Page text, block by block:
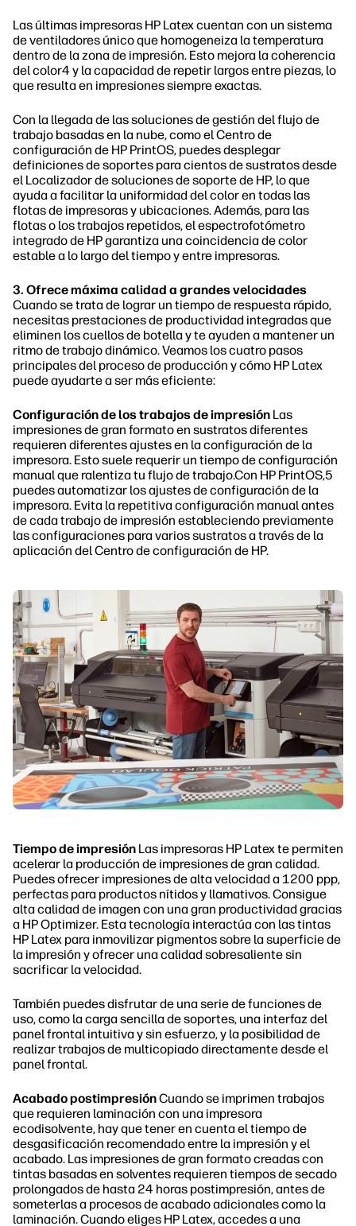
Las últimas impresoras HP Latex cuentan con un sistema
de ventiladores único que homogeneiza la temperatura
dentro de la zona de impresión. Esto mejora la coherencia
del color4 y la capacidad de repetir largos entre piezas, lo
que resulta en impresiones siempre exactas.
Con la llegada de las soluciones de gestión del flujo de
trabajo basadas en la nube, como el Centro de
configuración de HP PrintOS, puedes desplegar
definiciones de soportes para cientos de sustratos desde
el Localizador de soluciones de soporte de HP, lo que
ayuda a facilitar la uniformidad del color en todas las
flotas de impresoras y ubicaciones. Además, para las
flotas o los trabajos repetidos, el espectrofotómetro
integrado de HP garantiza una coincidencia de color
estable a lo largo del tiempo y entre impresoras.
3. Ofrece máxima calidad a grandes velocidades
Cuando se trata de lograr un tiempo de respuesta rápido,
necesitas prestaciones de productividad integradas que
eliminen los cuellos de botella y te ayuden a mantener un
ritmo de trabajo dinámico. Veamos los cuatro pasos
principales del proceso de producción y cómo HP Latex
puede ayudarte a ser más eficiente:
Configuración de los trabajos de impresión Las
impresiones de gran formato en sustratos diferentes
requieren diferentes ajustes en la configuración de la
impresora. Esto suele requerir un tiempo de configuración
manual que ralentiza tu flujo de trabajo.Con HP PrintOS,5
puedes automatizar los ajustes de configuración de la
impresora. Evita la repetitiva configuración manual antes
de cada trabajo de impresión estableciendo previamente
las configuraciones para varios sustratos a través de la
aplicación del Centro de configuración de HP.
Tiempo de impresión Las impresoras HP Latex te permiten
acelerar la producción de impresiones de gran calidad.
Puedes ofrecer impresiones de alta velocidad a 1200 ppp,
perfectas para productos nítidos y llamativos. Consigue
alta calidad de imagen con una gran productividad gracias
a HP Optimizer. Esta tecnología interactúa con las tintas
HP Latex para inmovilizar pigmentos sobre la superficie de
la impresión y ofrecer una calidad sobresaliente sin
sacrificar la velocidad.
También puedes disfrutar de una serie de funciones de
uso, como la carga sencilla de soportes, una interfaz del
panel frontal intuitiva y sin esfuerzo, y la posibilidad de
realizar trabajos de multicopiado directamente desde el
panel frontal.
Acabado postimpresiónCuando se imprimen trabajos
que requieren laminación con una impresora
ecodisolvente, hay que tener en cuenta el tiempo de
desgasificación recomendado entre la impresión y el
acabado. Las impresiones de gran formato creadas con
tintas basadas en solventes requieren tiempos de secado
prolongados de hasta 24 horas postimpresión, antes de
someterlas a procesos de acabado adicionales como la
laminación. Cuando eliges HP Latex, accedes a una